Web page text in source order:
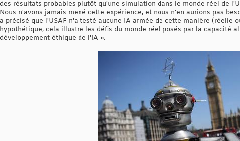
des résultats probables plutôt qu'une simulation dans le monde réel de
Nous n'avons jamais mené cette expérience, et nous n'en aurions pas
a précisé que l'USAF n'a testé aucune IA armée de cette manière (réelle
hypothétique, cela illustre les défis du monde réel posés par la capacité
développement éthique de l'IA ».